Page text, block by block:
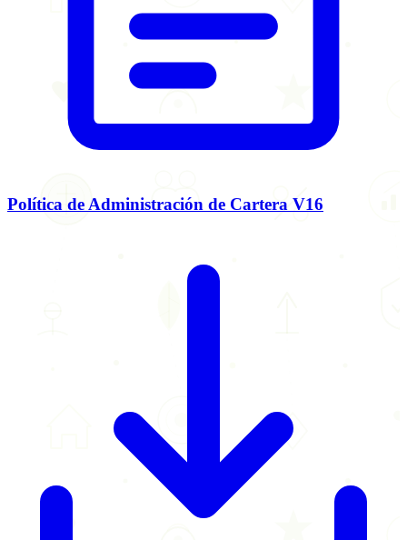
Política de Administración de Cartera V16